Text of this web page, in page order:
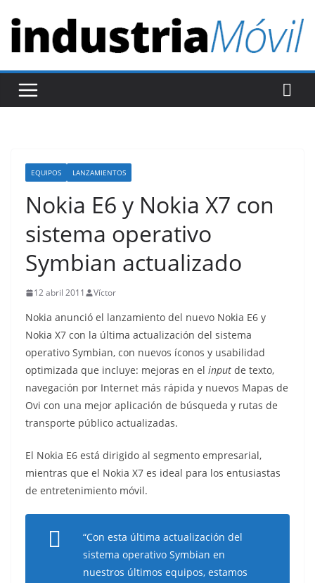
t
r
EQUIPOS LANZAMIENTOS
Nokia E6 y Nokia X7 con
sistema operativo
Symbian actualizado
12 abril 2011 Víctor
Nokia anunció el lanzamiento del nuevo Nokia E6 y
Nokia X7 con la última actualización del sistema
operativo Symbian, con nuevos íconos y usabilidad
optimizada que incluye: mejoras en el input de texto,
navegación por Internet más rápida y nuevos Mapas de
Ovi con una mejor aplicación de búsqueda y rutas de
transporte público actualizadas.
El Nokia E6 está dirigido al segmento empresarial,
mientras que el Nokia X7 es ideal para los entusiastas
de entretenimiento móvil.
“Con esta última actualización del
sistema operativo Symbian en
nuestros últimos equipos, estamos